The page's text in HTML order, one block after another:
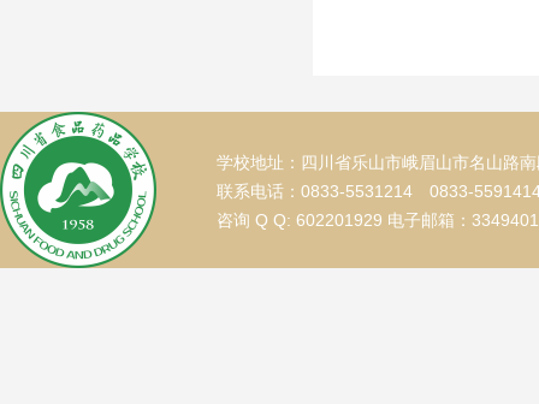
学校地址：四川省乐山市峨眉山市名山路
联系电话：0833-5531214 0833-
咨询 Q Q: 602201929 电子邮箱：